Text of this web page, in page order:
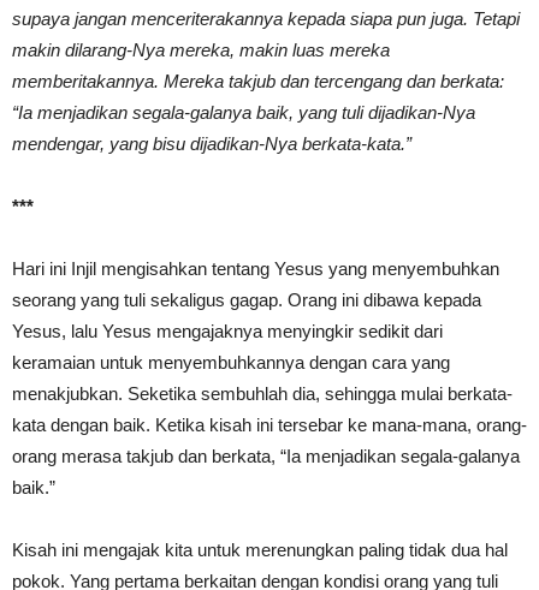
supaya jangan menceriterakannya kepada siapa pun juga. Tetapi
makin dilarang-Nya mereka, makin luas mereka
memberitakannya. Mereka takjub dan tercengang dan berkata:
“Ia menjadikan segala-galanya baik, yang tuli dijadikan-Nya
mendengar, yang bisu dijadikan-Nya berkata-kata.”
***
Hari ini Injil mengisahkan tentang Yesus yang menyembuhkan
seorang yang tuli sekaligus gagap. Orang ini dibawa kepada
Yesus, lalu Yesus mengajaknya menyingkir sedikit dari
keramaian untuk menyembuhkannya dengan cara yang
menakjubkan. Seketika sembuhlah dia, sehingga mulai berkata-
kata dengan baik. Ketika kisah ini tersebar ke mana-mana, orang-
orang merasa takjub dan berkata, “Ia menjadikan segala-galanya
baik.”
Kisah ini mengajak kita untuk merenungkan paling tidak dua hal
pokok. Yang pertama berkaitan dengan kondisi orang yang tuli